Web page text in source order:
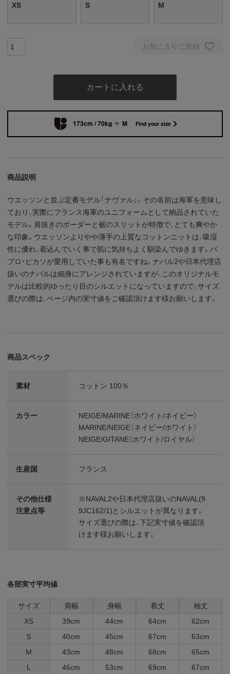
XS S M
お気に入りに登録
カートに入れる
173cm / 70kg M Find your size
商品説明
ウエッソンと並ぶ定番モデル「ナヴァル」。その名前は海軍を意味し
ており、実際にフランス海軍のユニフォームとして納品されていた
モデル。肩抜きのボーダーと裾のスリットが特徴で、とても爽やか
な印象。ウエッソンよりやや薄手の上質なコットンニットは、吸湿
性に優れ、着込んでいく事で肌に気持ちよく馴染んでゆきます。パ
ブロ・ピカソが愛用していた事も有名ですね。ナバル2や日本代理店
扱いのナバルは細身にアレンジされていますが、このオリジナルモ
デルは比較的ゆったり目のシルエットになっていますので、サイズ
選びの際は、ページ内の実寸値をご確認頂けます様お願いします。
商品スペック
素材 コットン 100％
カラー
NEIGE/MARINE（ホワイト/ネイビー）
MARINE/NEIGE（ネイビー/ホワイト）
NEIGE/GITANE（ホワイト/ロイヤル）
生産国 フランス
その他仕様
注意点等
※NAVAL2や日本代理店扱いのNAVAL(9
9JC162/1)とシルエットが異なります。
サイズ選びの際は、下記実寸値を確認頂
けます様お願いします。
各部実寸平均値
サイズ 肩幅 身幅 着丈
袖丈
XS
39cm 44cm 64cm
62cm
S
40cm 45cm 67cm
63cm
M
43cm 48cm 68cm
65cm
L
46cm 53cm 69cm 67cm